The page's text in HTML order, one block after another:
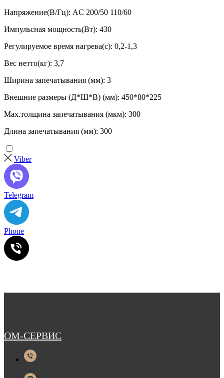
Напряжение(В/Гц): AC 200/50 110/60
Импульсная мощность(Вт): 430
Регулируемое время нагрева(с): 0,2-1,3
Вес нетто(кг): 3,7
Ширина запечатывания (мм): 3
Внешние размеры (Д*Ш*В) (мм): 450*80*225
Max.толщина запечатывания (мкм): 300
Длина запечатывания (мм): 300
Viber
Telegram
Phone
ОМ-СЕРВИС